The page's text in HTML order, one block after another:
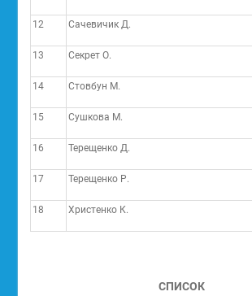
12 Сачевичик Д.
13 Секрет О.
14 Стовбун М.
15 Сушкова М.
16 Терещенко Д.
17 Терещенко Р.
18 Христенко К.
СПИСОК